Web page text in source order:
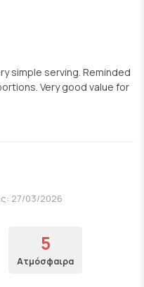
simple serving. Reminded
Very good value for
27/03/2026
5
Ατμόσφαιρα